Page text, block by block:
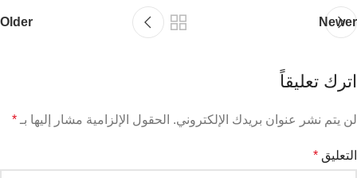
Newer
Older
اترك تعليقاً
لن يتم نشر عنوان بريدك الإلكتروني. الحقول الإلزامية مشار إليها بـ *
التعليق *